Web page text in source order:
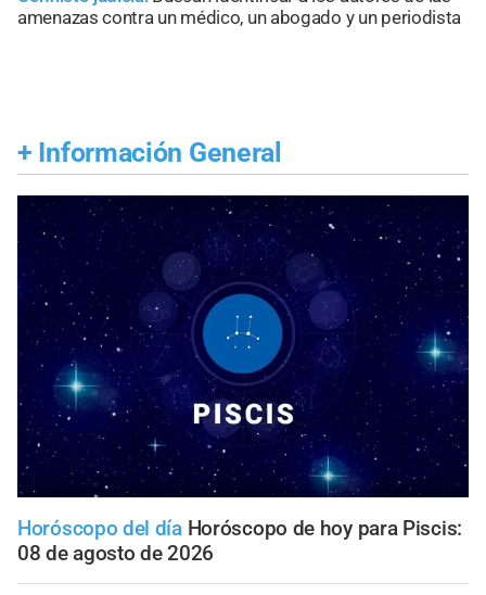
amenazas contra un médico, un abogado y un periodista
+ Información General
Horóscopo del día Horóscopo de hoy para Piscis:
08 de agosto de 2026